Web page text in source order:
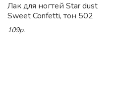
Лак для ногтей Star dust
Sweet Confetti, тон 502
109р.